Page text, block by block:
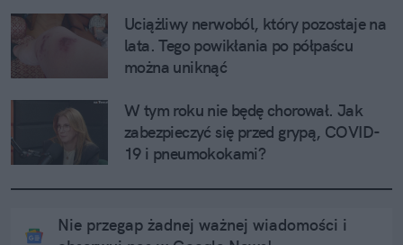
Uciążliwy nerwoból, który pozostaje na
lata. Tego powikłania po półpaścu
można uniknąć
W tym roku nie będę chorował. Jak
zabezpieczyć się przed grypą, COVID-
19 i pneumokokami?
Nie przegap żadnej ważnej wiadomości i